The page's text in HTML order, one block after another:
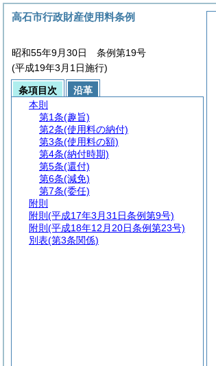
高石市行政財産使用料条例
昭和55年9月30日 条例第19号
(平成19年3月1日施行)
条項目次
沿革
本則
第1条(趣旨)
第2条(使用料の納付)
第3条(使用料の額)
第4条(納付時期)
第5条(還付)
第6条(減免)
第7条(委任)
附則
附則 (平成17年3月31日条例第9号)
附則 (平成18年12月20日条例第23号)
別表(第3条関係)